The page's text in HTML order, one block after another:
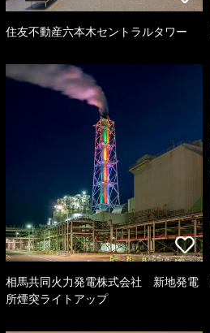
住友不動産六本木セントラルタワー
相馬共同火力発電株式会社 新地発電
所煙突ライトアップ